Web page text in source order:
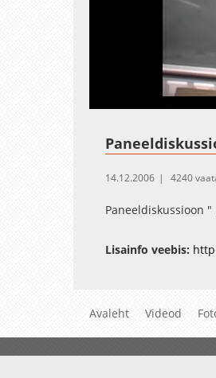
14.12.2006 4240
Paneeldiskussioon
Lisainfo veebis:
Avaleht Videod